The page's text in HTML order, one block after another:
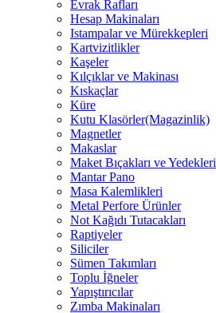
Evrak Rafları
Hesap Makinaları
Istampalar ve Mürekkepleri
Kartvizitlikler
Kaşeler
Kılçıklar ve Makinası
Kıskaçlar
Küre
Kutu Klasörler(Magazinlik)
Magnetler
Makaslar
Maket Bıçakları ve Yedekleri
Mantar Pano
Masa Kalemlikleri
Metal Perfore Ürünler
Not Kağıdı Tutacakları
Raptiyeler
Siliciler
Sümen Takımları
Toplu İğneler
Yapıştırıcılar
Zımba Makinaları